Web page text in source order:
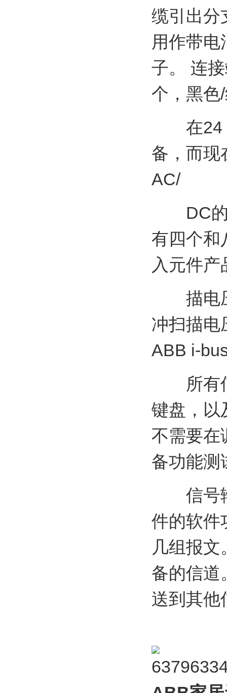
缆引出分
用作带
子。 连
个，黑色
在24 V
备，而现
AC/
DC的
有四个和
入元件
描电压
冲扫描电
ABB i-
所有信
键盘，以
不需要在
备功能测
信号输
件的软件
几组报
备的信道
送到其他